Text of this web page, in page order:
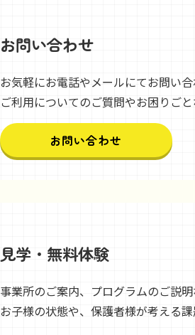
お問い合わせ
お気軽にお電話やメールにてお問い合
ご利用についてのご質問やお困りご
お問い合わせ
見学・無料体験
事業所のご案内、プログラムのご説明
お子様の状態や、保護者様が考える